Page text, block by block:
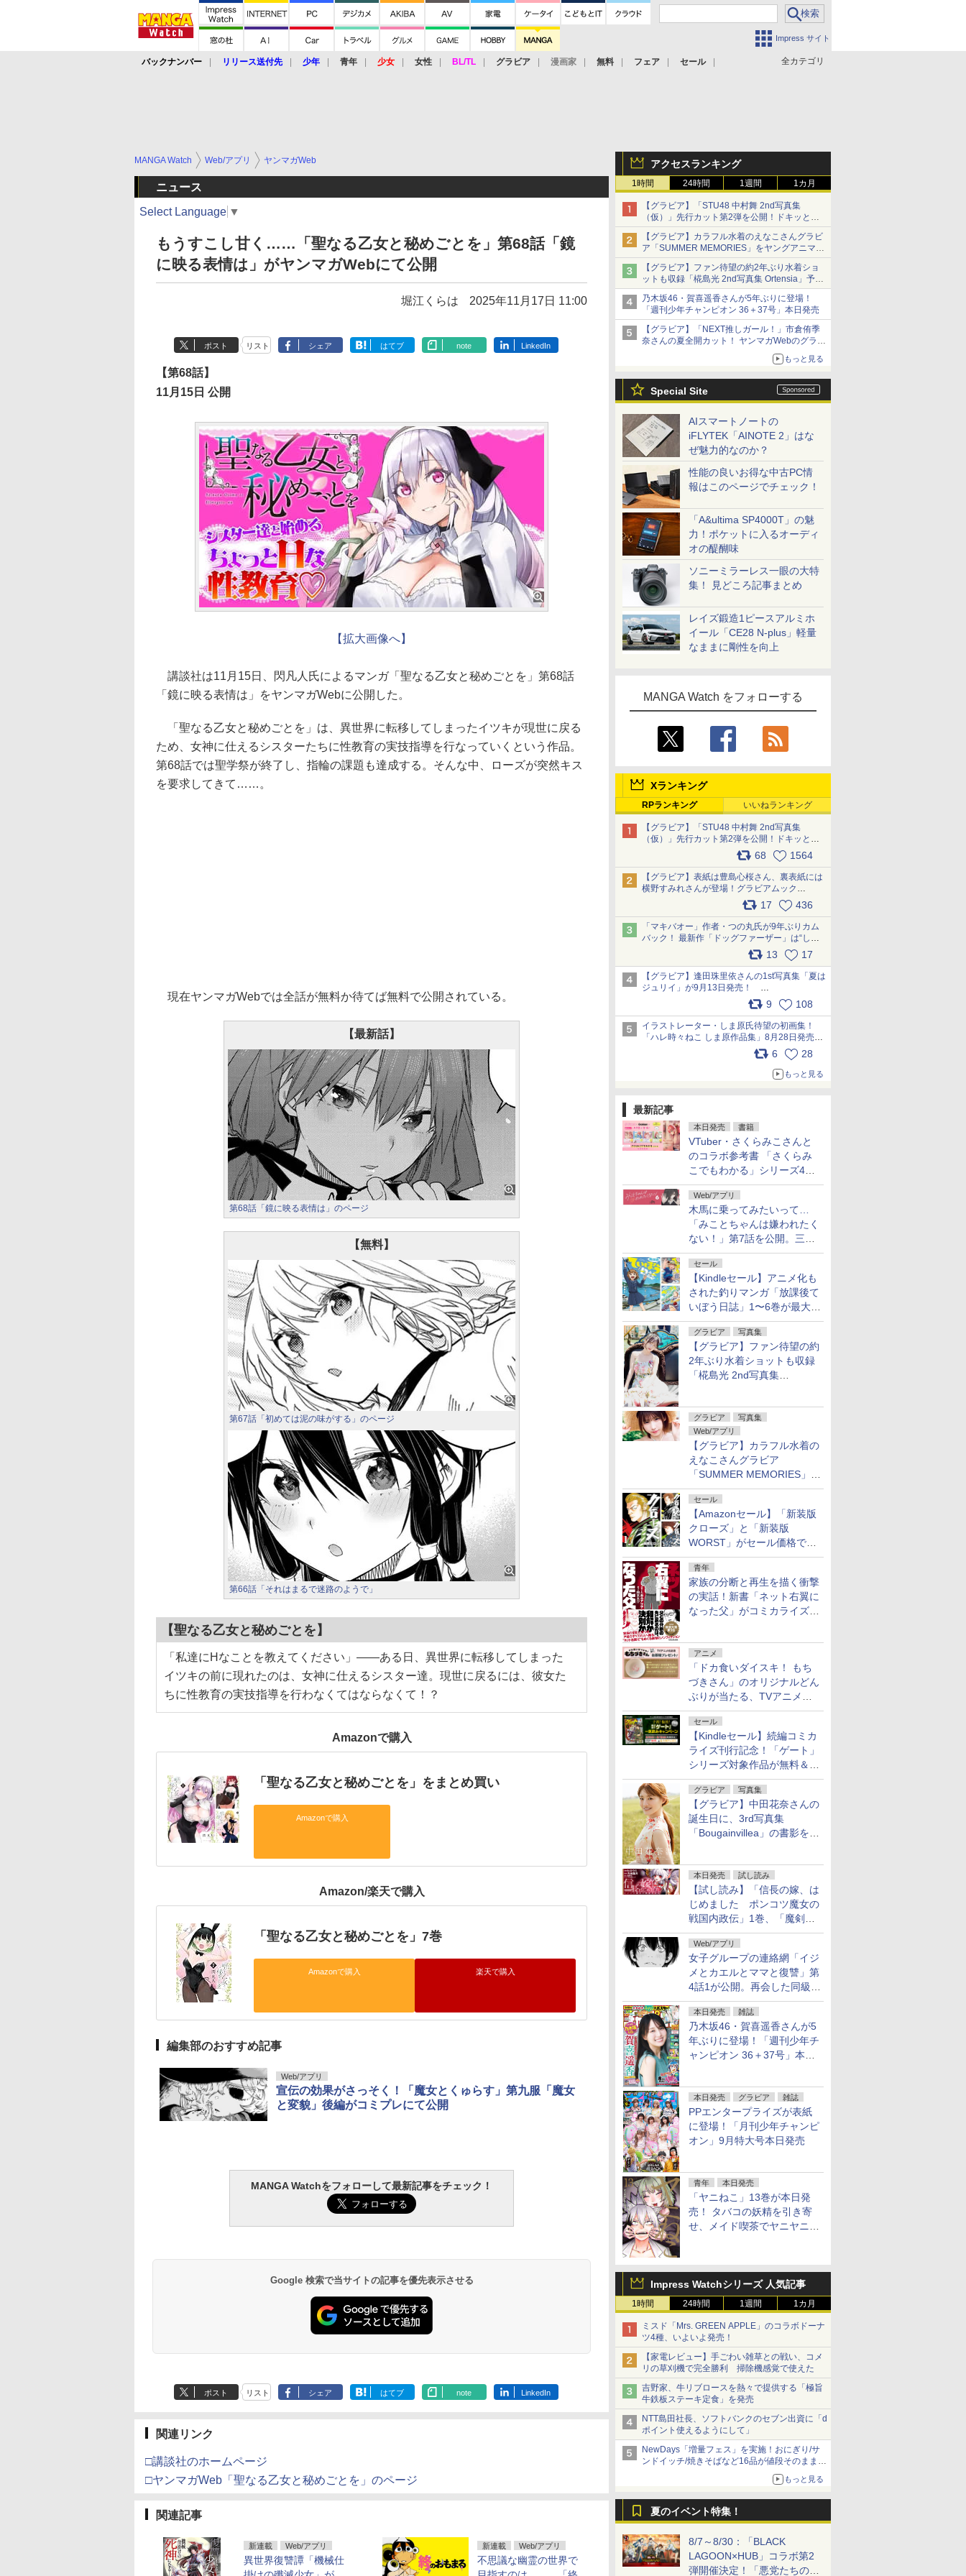
Impress サイト
全カテゴリ
バックナンバー リリース送付先 少年 青年 少女 女性 BL/TL グラビア 漫画家 無料 フェア セール
アクセスランキング
1時間 24時間 1週間 1カ月
【グラビア】「STU48 中村舞 2nd写真集
（仮）」先行カット第2弾を公開！ドキッとす
るランジェリーカットなど新たな挑戦
【グラビア】カラフル水着のえなこさんグラビ
ア「SUMMER MEMORIES」をヤングアニマル
Webで公開中
【グラビア】ファン待望の約2年ぶり水着ショ
ットも収録「椛島光 2nd写真集 Ortensia」予約
受付開始
10月30日発売
乃木坂46・賀喜遥香さんが5年ぶりに登場！
「週刊少年チャンピオン 36＋37号」本日発売
【グラビア】「NEXT推しガール！」市倉侑季
奈さんの夏全開カット！ ヤンマガWebのグラビ
もっと見る
Special Site
AIスマートノートの
iFLYTEK「AINOTE 2」はな
ぜ魅力的なのか？
性能の良いお得な中古PC情
報はこのページでチェック！
「A&ultima SP4000T」の魅
力！ポケットに入るオーディ
オの醍醐味
ソニーミラーレス一眼の大特
集！ 見どころ記事まとめ
レイズ鍛造1ピースアルミホ
イール「CE28 N-plus」軽量
なままに剛性を向上
MANGA Watch をフォローする
Xランキング
RPランキング いいねランキング
【グラビア】「STU48 中村舞 2nd写真集
（仮）」先行カット第2弾を公開！ドキッとす
るランジェリーカットなど新たな挑戦
68 1564
【グラビア】表紙は豊島心桜さん、裏表紙には
横野すみれさんが登場！グラビアムック
「PARADE」2026夏号が本日発売
17 436
「マキバオー」作者・つの丸氏が9年ぶりカム
バック！ 最新作「ドッグファーザー」は“しゃ
べらない動物”とのリアルな暮らしを描く 「も
うこれ以上の幸せはない」……一緒に暮らす愛
犬たちへ… pic.x.com/hEr88DgVyD
13 17
【グラビア】逢田珠里依さんの1st写真集「夏は
ジュリイ」が9月13日発売！
9 108
イラストレーター・しま原氏待望の初画集！
「ハレ時々ねこ しま原作品集」8月28日発売
6 28
もっと見る
最新記事
本日発売 書籍
VTuber・さくらみこさんと
のコラボ参考書 「さくらみ
こでもわかる」シリーズ4冊
が本日発売！
Web/アプリ
木馬に乗ってみたいって…
「みことちゃんは嫌われたく
ない！」第7話を公開。三角
じゃない方か
セール
【Kindleセール】アニメ化も
された釣りマンガ「放課後て
いぼう日誌」1〜6巻が最大
50％オフのセール中！
グラビア 写真集
【グラビア】ファン待望の約
2年ぶり水着ショットも収録
「椛島光 2nd写真集
グラビア
写真集
Web/アプリ
【グラビア】カラフル水着の
えなこさんグラビア
「SUMMER MEMORIES」を
ヤングアニマルWebで公開中
セール
【Amazonセール】「新装版
クローズ」と「新装版
WORST」がセール価格で販
売中！
青年
家族の分断と再生を描く衝撃
の実話！新書「ネット右翼に
なった父」がコミカライズ。
アニメ
「ドカ食いダイスキ！ もち
づきさん」のオリジナルどん
ぶりが当たる、TVアニメ公
式Xキャンペーンが開催中！
セール
【Kindleセール】続編コミカ
ライズ刊行記念！「ゲート」
シリーズ対象作品が無料＆最
大80%オフ！
グラビア 写真集
【グラビア】中田花奈さんの
誕生日に、3rd写真集
「Bougainvillea」の書影を公
本日発売 試し読み
【試し読み】「信長の嫁、は
じめました ポンコツ魔女の
戦国内政伝」1巻、「魔剣の
花嫁 -ヴァルキュリア-」1巻
本日発売
Web/アプリ
女子グループの連絡網「イジ
メとカエルとママと復讐」第
4話1が公開。再会した同級生
は……
本日発売 雑誌
乃木坂46・賀喜遥香さんが5
年ぶりに登場！「週刊少年チ
ャンピオン 36＋37号」本日
本日発売 グラビア 雑誌
PPエンタープライズが表紙
に登場！「月刊少年チャンピ
オン」9月特大号本日発売
青年 本日発売
「ヤニねこ」13巻が本日発
売！ タバコの妖精を引き寄
せ、メイド喫茶でヤニヤニき
Impress Watchシリーズ 人気記事
1時間 24時間 1週間 1カ月
ミスド「Mrs. GREEN APPLE」のコラボドーナ
ツ4種、いよいよ発売！
【家電レビュー】手ごわい雑草との戦い、コメ
リの草刈機で完全勝利 掃除機感覚で使えた
吉野家、牛リブロースを熱々で提供する「極旨
牛鉄板ステーキ定食」を発売
NTT島田社長、ソフトバンクのセブン出資に「d
ポイント使えるようにして」
NewDays「増量フェス」を実施！おにぎり/サ
ンドイッチ/焼きそばなど16品が値段そのままで
もっと見る
夏のイベント特集！
8/7～8/30：「BLACK
LAGOON×HUB」コラボ第2
弾開催決定！「悪党たちの休
MANGA Watch Web/アプリ ヤンマガWeb
ニュース
Select Language ▼
もうすこし甘く……「聖なる乙女と秘めごとを」第68話「鏡
に映る表情は」がヤンマガWebにて公開
堀江くらは 2025年11月17日 11:00
ポスト リスト シェア はてブ note LinkedIn
【第68話】
11月15日 公開
【拡大画像へ】
講談社は11月15日、閃凡人氏によるマンガ「聖なる乙女と秘めごとを」第68話
「鏡に映る表情は」をヤンマガWebに公開した。
「聖なる乙女と秘めごとを」は、異世界に転移してしまったイツキが現世に戻る
ため、女神に仕えるシスターたちに性教育の実技指導を行なっていくという作品。
第68話では聖学祭が終了し、指輪の課題も達成する。そんな中、ローズが突然キス
を要求してきて……。
現在ヤンマガWebでは全話が無料か待てば無料で公開されている。
【最新話】
第68話「鏡に映る表情は」のページ
【無料】
第67話「初めては泥の味がする」のページ
第66話「それはまるで迷路のようで」
【聖なる乙女と秘めごとを】
「私達にHなことを教えてください」――ある日、異世界に転移してしまった
イツキの前に現れたのは、女神に仕えるシスター達。現世に戻るには、彼女た
ちに性教育の実技指導を行わなくてはならなくて！？
Amazonで購入
「聖なる乙女と秘めごとを」をまとめ買い
Amazonで購入
Amazon/楽天で購入
「聖なる乙女と秘めごとを」7巻
Amazonで購入 楽天で購入
編集部のおすすめ記事
Web/アプリ
宣伝の効果がさっそく！「魔女とくゅらす」第九服「魔女
と変貌」後編がコミプレにて公開
MANGA Watchをフォローして最新記事をチェック！
Google 検索で当サイトの記事を優先表示させる
ポスト リスト シェア はてブ note LinkedIn
関連リンク
□講談社のホームページ
□ヤンマガWeb「聖なる乙女と秘めごとを」のページ
関連記事
新連載 Web/アプリ
異世界復讐譚「機械仕
新連載 Web/アプリ
不思議な幽霊の世界で